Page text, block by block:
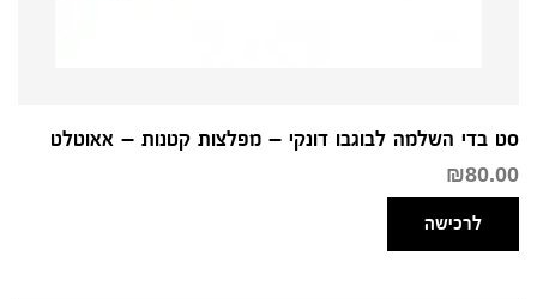
סט בדי השלמה לבוגבו דונקי – מפלצות קטנות – אאוטלט
₪80.00
לרכישה